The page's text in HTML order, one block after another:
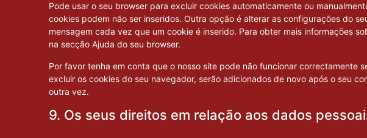
Pode usar o seu browser para excluir cookies automaticamente ou
cookies podem não ser inseridos. Outra opção é alterar as configurações do
mensagem cada vez que um cookie é inserido. Para obter mais informações
na secção Ajuda do seu browser.
Por favor tenha em conta que o nosso site pode não funcionar correctamente
excluir os cookies do seu navegador, serão adicionados de novo após o seu
outra vez.
9. Os seus direitos em relação aos dados